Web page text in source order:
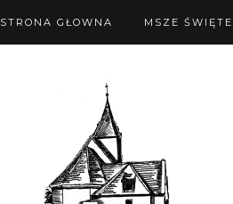
STRONA GŁOWNA MSZE ŚWIĘTE